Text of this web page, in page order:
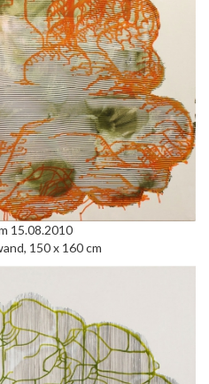
15.08.2010
150 x 160 cm